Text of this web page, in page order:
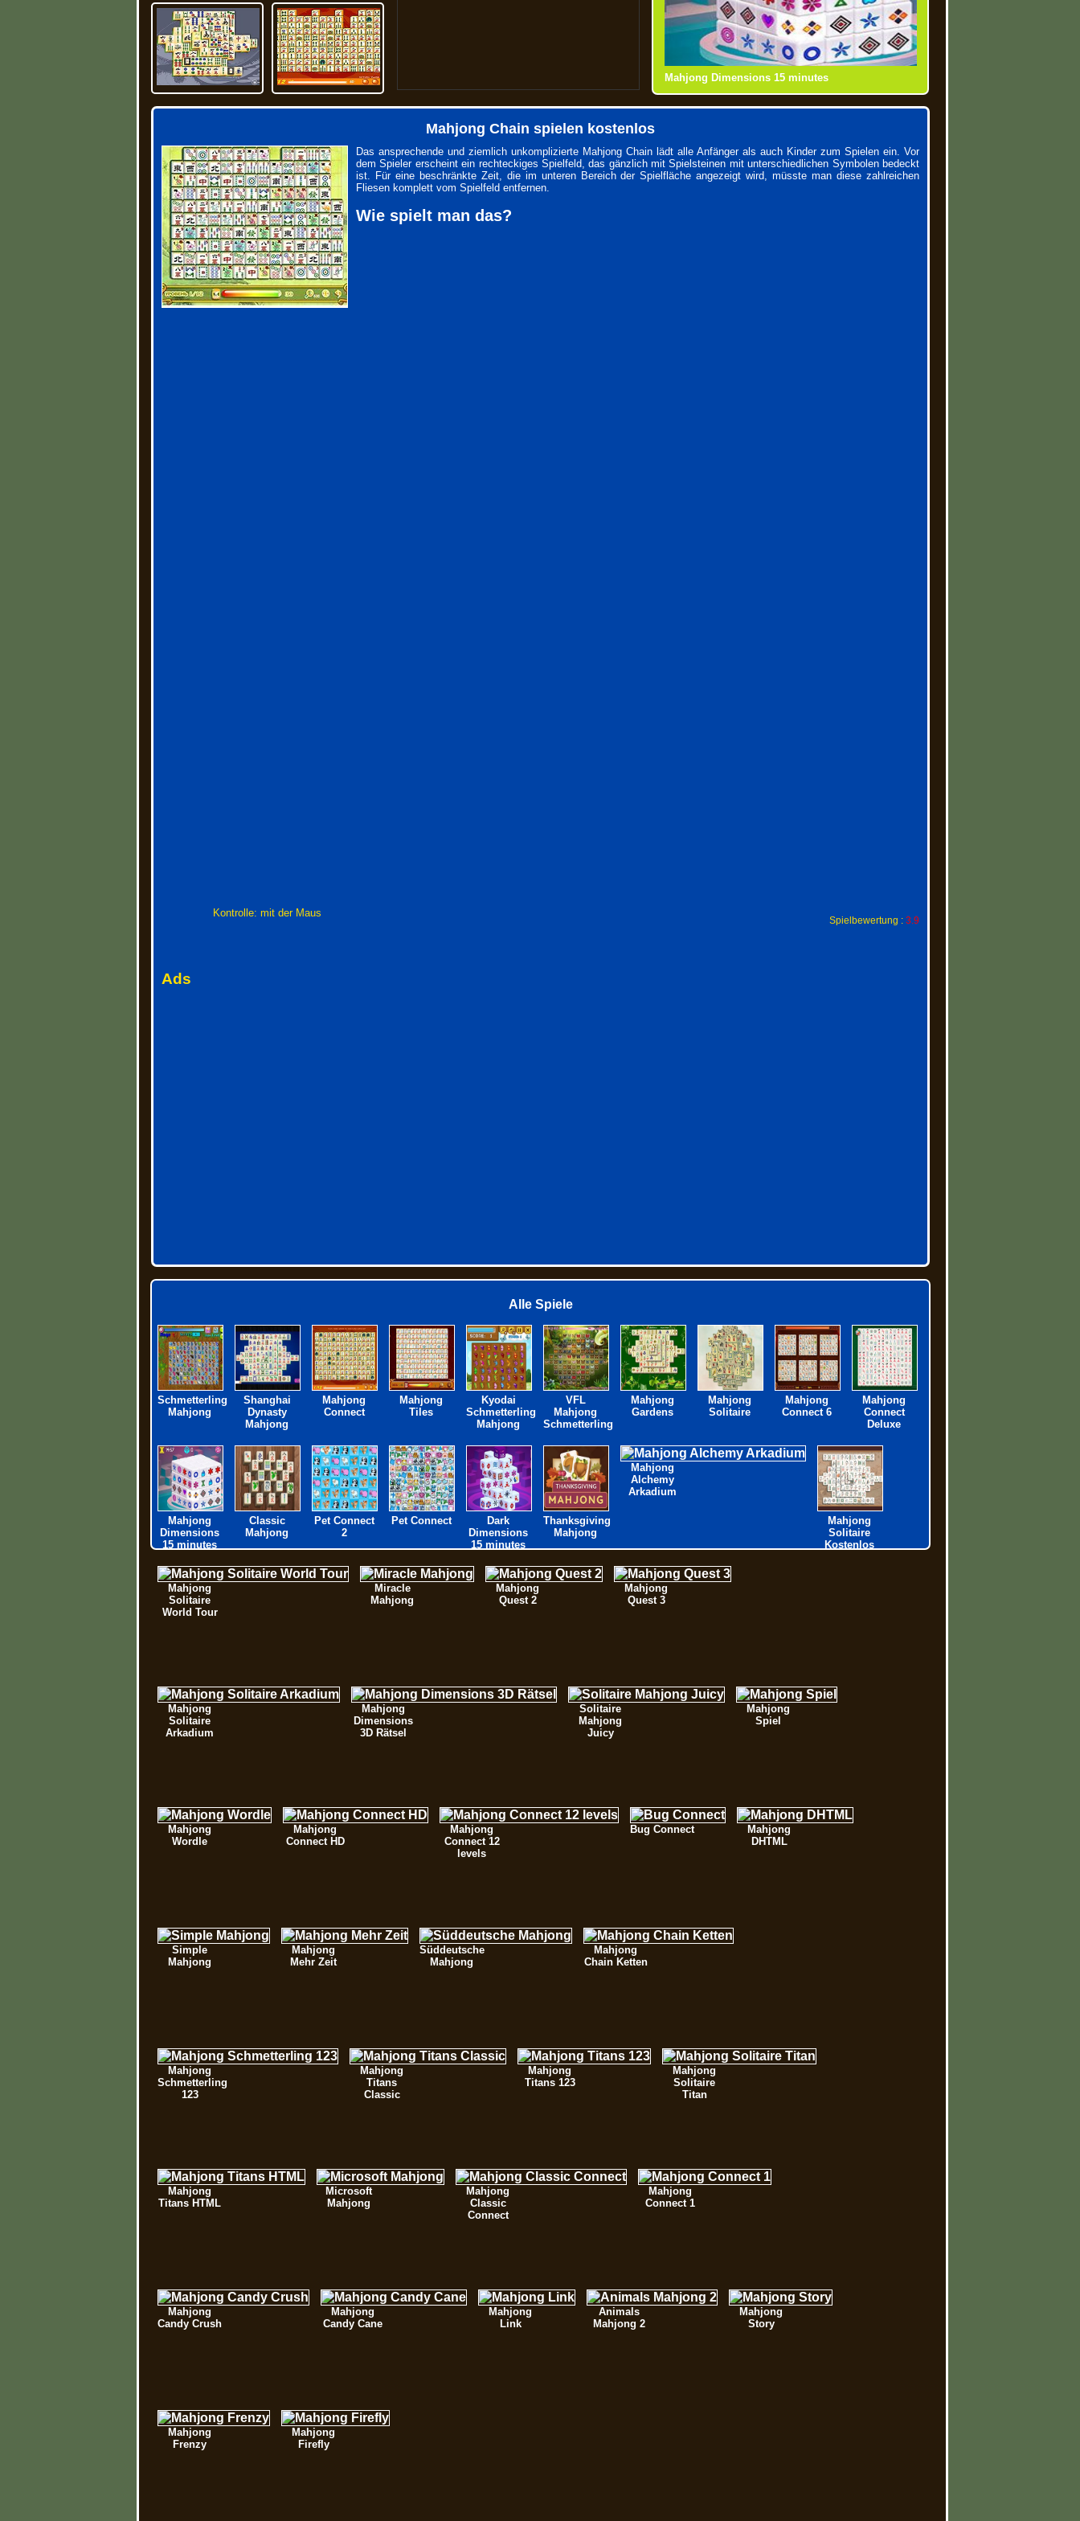
Mahjong Tiles
Mahjong Dimensions 15 minutes
Mahjong Chain spielen kostenlos
Das ansprechende und ziemlich unkomplizierte Mahjong Chain lädt alle Anfänger als auch Kinder zum Spielen ein. Vor
dem Spieler erscheint ein rechteckiges Spielfeld, das gänzlich mit Spielsteinen mit unterschiedlichen Symbolen bedeckt
ist. Für eine beschränkte Zeit, die im unteren Bereich der Spielfläche angezeigt wird, müsste man diese zahlreichen
Fliesen komplett vom Spielfeld entfernen.
Wie spielt man das?
Kontrolle: mit der Maus
Spielbewertung : 3.9
Ads
Alle Spiele
Schmetterling
Mahjong
Shanghai
Dynasty
Mahjong
Mahjong
Connect
Mahjong
Tiles
Kyodai
Schmetterling
Mahjong
VFL
Mahjong
Schmetterling
Mahjong
Gardens
Mahjong
Solitaire
Mahjong
Connect 6
Mahjong
Connect
Deluxe
Mahjong
Dimensions
15 minutes
Classic
Mahjong
Pet Connect
2
Pet Connect
Dark
Dimensions
15 minutes
Thanksgiving
Mahjong
Mahjong
Alchemy
Arkadium
Mahjong
Solitaire
Kostenlos
Mahjong
Solitaire
World Tour
Miracle
Mahjong
Mahjong
Quest 2
Mahjong
Quest 3
Mahjong
Solitaire
Arkadium
Mahjong
Dimensions
3D Rätsel
Solitaire
Mahjong
Juicy
Mahjong
Spiel
Mahjong
Wordle
Mahjong
Connect HD
Mahjong
Connect 12
levels
Bug Connect
Mahjong
DHTML
Simple
Mahjong
Mahjong
Mehr Zeit
Süddeutsche
Mahjong
Mahjong
Chain Ketten
Mahjong
Schmetterling
123
Mahjong
Titans
Classic
Mahjong
Titans 123
Mahjong
Solitaire
Titan
Mahjong
Titans HTML
Microsoft
Mahjong
Mahjong
Classic
Connect
Mahjong
Connect 1
Mahjong
Candy Crush
Mahjong
Candy Cane
Mahjong
Link
Animals
Mahjong 2
Mahjong
Story
Mahjong
Frenzy
Mahjong
Firefly